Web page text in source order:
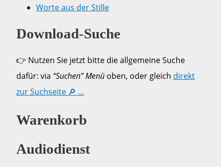
Worte aus der Stille
Download-Suche
👉 Nutzen Sie jetzt bitte die allgemeine Suche
dafür: via “Suchen” Menüoben, oder gleich direkt
zur Suchseite 🔎 …
Warenkorb
Audiodienst